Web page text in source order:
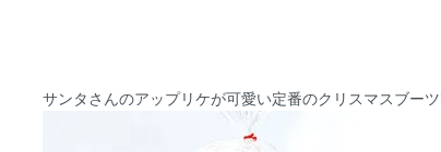
サンタさんのアップリケが可愛い定番のクリスマスブー